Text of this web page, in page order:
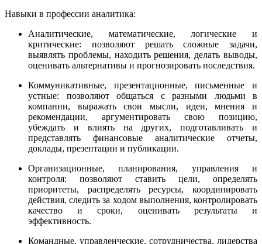
Навыки в профессии аналитика:
Аналитические, математические, логические и
критические: позволяют решать сложные задачи,
выявлять проблемы, находить решения, делать выводы,
оценивать альтернативы и прогнозировать последствия.
Коммуникативные, презентационные, письменные и
устные: позволяют общаться с разными людьми в
компании, выражать свои мысли, идеи, мнения и
рекомендации, аргументировать свою позицию,
убеждать и влиять на других, подготавливать и
представлять финансовые аналитические отчеты,
доклады, презентации и публикации.
Организационные, планирования, управления и
контроля: позволяют ставить цели, определять
приоритеты, распределять ресурсы, координировать
действия, следить за ходом выполнения, контролировать
качество и сроки, оценивать результаты и
эффективность.
Командные, управленческие, сотрудничества, лидерства